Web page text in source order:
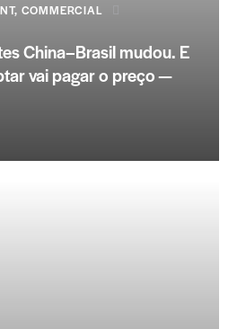
, COMMERCIAL
China–Brasil mudou. E
vai pagar o preço —